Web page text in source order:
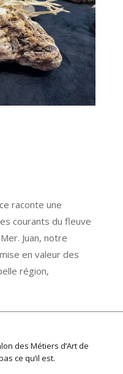
raconte une
courants du fleuve
Juan, notre
en valeur des
région,
des Métiers d’Art de
ce qu’il est.